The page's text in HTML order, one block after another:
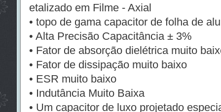
etalizado em Filme - Axial
• topo de gama capacitor de folha de
• Alta Precisão Capacitância ± 3%
• Fator de absorção dielétrica muito
• Fator de dissipação muito baixo
• ESR muito baixo
• Indutância Muito Baixa
• Um capacitor de luxo projetado